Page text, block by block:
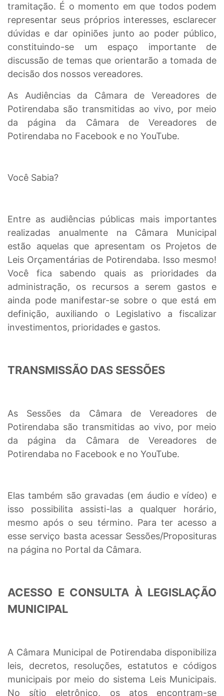
tramitação. É o momento em que todos podem
representar seus próprios interesses, esclarecer
dúvidas e dar opiniões junto ao poder público,
constituindo-se um espaço importante de
discussão de temas que orientarão a tomada de
decisão dos nossos vereadores.
As Audiências da Câmara de Vereadores de
Potirendaba são transmitidas ao vivo, por meio
da página da Câmara de Vereadores de
Potirendaba no Facebook e no YouTube.
Você Sabia?
Entre as audiências públicas mais importantes
realizadas anualmente na Câmara Municipal
estão aquelas que apresentam os Projetos de
Leis Orçamentárias de Potirendaba. Isso mesmo!
Você fica sabendo quais as prioridades da
administração, os recursos a serem gastos e
ainda pode manifestar-se sobre o que está em
definição, auxiliando o Legislativo a fiscalizar
investimentos, prioridades e gastos.
TRANSMISSÃO DAS SESSÕES
As Sessões da Câmara de Vereadores de
Potirendaba são transmitidas ao vivo, por meio
da página da Câmara de Vereadores de
Potirendaba no Facebook e no YouTube.
Elas também são gravadas (em áudio e vídeo) e
isso possibilita assisti-las a qualquer horário,
mesmo após o seu término. Para ter acesso a
esse serviço basta acessar Sessões/Proposituras
na página no Portal da Câmara.
ACESSO E CONSULTA À LEGISLAÇÃO
MUNICIPAL
A Câmara Municipal de Potirendaba disponibiliza
leis, decretos, resoluções, estatutos e códigos
municipais por meio do sistema Leis Municipais.
No sítio eletrônico, os atos encontram-se